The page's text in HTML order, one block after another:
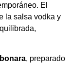
El
la salsa vodka y
, preparado